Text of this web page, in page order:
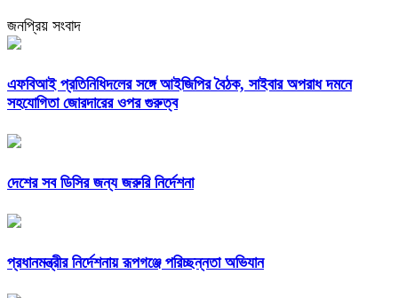
জনপ্রিয় সংবাদ
এফবিআই প্রতিনিধিদলের সঙ্গে আইজিপির বৈঠক, সাইবার অপরাধ দমনে
সহযোগিতা জোরদারের ওপর গুরুত্ব
দেশের সব ডিসির জন্য জরুরি নির্দেশনা
প্রধানমন্ত্রীর নির্দেশনায় রূপগঞ্জে পরিচ্ছন্নতা অভিযান